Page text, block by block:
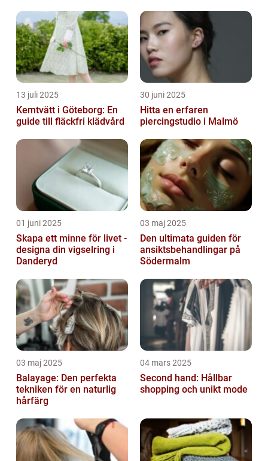
13 juli 2025
Kemtvätt i Göteborg: En
guide till fläckfri klädvård
30 juni 2025
Hitta en erfaren
piercingstudio i Malmö
01 juni 2025
Skapa ett minne för livet -
designa din vigselring i
Danderyd
03 maj 2025
Den ultimata guiden för
ansiktsbehandlingar på
Södermalm
03 maj 2025
Balayage: Den perfekta
tekniken för en naturlig
hårfärg
04 mars 2025
Second hand: Hållbar
shopping och unikt mode